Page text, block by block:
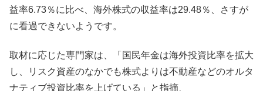
益率6.73％に比べ、海外株式の収益率は29.48％、さすが
に看過できないようです。
取材に応じた専門家は、「国民年金は海外投資比率を拡大
し、リスク資産のなかでも株式よりは不動産などのオルタ
ナティブ投資比率を上げている」と指摘、